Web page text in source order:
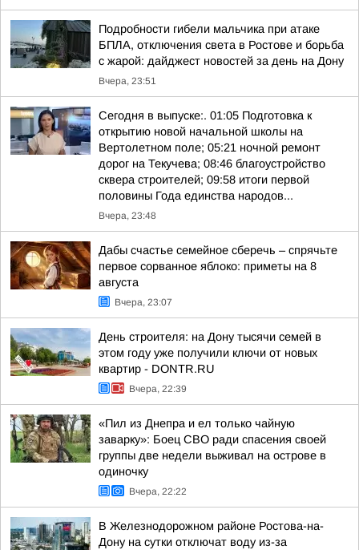
Подробности гибели мальчика при атаке
БПЛА, отключения света в Ростове и борьба
с жарой: дайджест новостей за день на Дону
Вчера, 23:51
Сегодня в выпуске:. 01:05 Подготовка к
открытию новой начальной школы на
Вертолетном поле; 05:21 ночной ремонт
дорог на Текучева; 08:46 благоустройство
сквера строителей; 09:58 итоги первой
половины Года единства народов...
Вчера, 23:48
Дабы счастье семейное сберечь – спрячьте
первое сорванное яблоко: приметы на 8
августа
Вчера, 23:07
День строителя: на Дону тысячи семей в
этом году уже получили ключи от новых
квартир - DONTR.RU
Вчера, 22:39
«Пил из Днепра и ел только чайную
заварку»: Боец СВО ради спасения своей
группы две недели выживал на острове в
одиночку
Вчера, 22:22
В Железнодорожном районе Ростова-на-
Дону на сутки отключат воду из-за